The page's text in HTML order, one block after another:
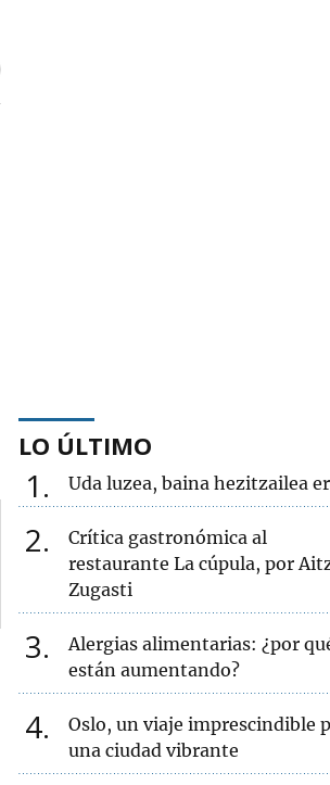
LO ÚLTIMO
1 Uda luzea, baina hezitzailea
2
Crítica gastronómica al
restaurante La cúpula, por
Zugasti
3
Alergias alimentarias: ¿por
están aumentando?
4
Oslo, un viaje imprescindible
una ciudad vibrante